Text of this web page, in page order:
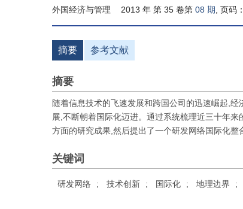
外国经济与管理 2013 年 第 35 卷第 08 期 , 页码
摘要 参考文献
摘要
随着信息技术的飞速发展和跨国公司的迅速崛起,
展,不断朝着国际化迈进。通过系统梳理近三十年
方面的研究成果,然后提出了一个研发网络国际化整
关键词
研发网络 ; 技术创新 ; 国际化 ; 地理边界 ;